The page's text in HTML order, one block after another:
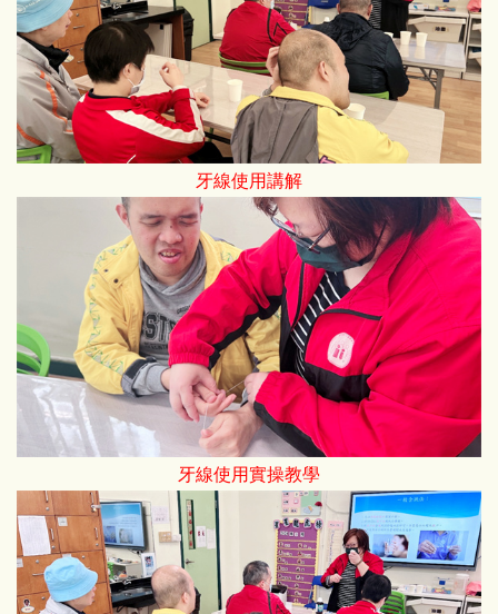
牙線使用講解
牙線使用實操教學